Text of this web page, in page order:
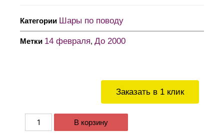
Заказать в 1 клик
В корзину
Категории Шары по поводу
Метки 14 февраля, До 2000